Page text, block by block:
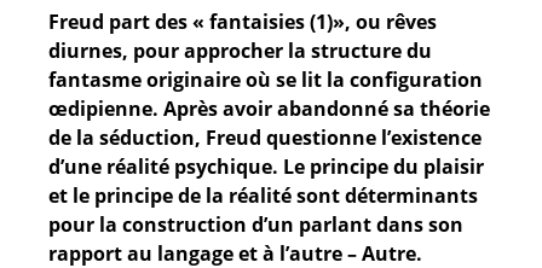
Freud part des « fantaisies (1)», ou rêves
diurnes, pour approcher la structure du
fantasme originaire où se lit la configuration
œdipienne. Après avoir abandonné sa théorie
de la séduction, Freud questionne l’existence
d’une réalité psychique. Le principe du plaisir
et le principe de la réalité sont déterminants
pour la construction d’un parlant dans son
rapport au langage et à l’autre – Autre.